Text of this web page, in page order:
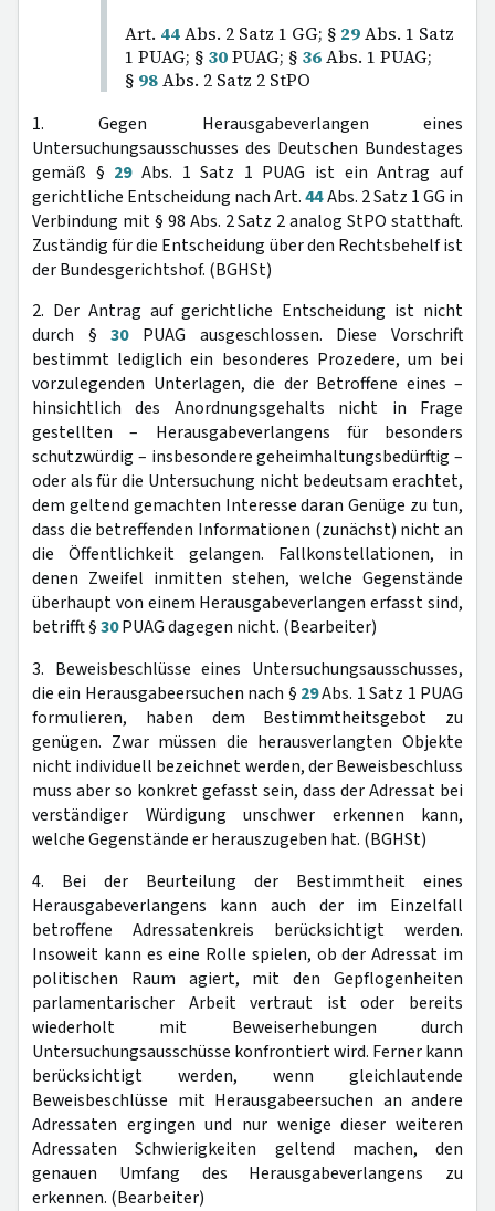
Art. 44Abs. 2 Satz 1 GG; § 29Abs. 1 Satz
1 PUAG; § 30PUAG; § 36Abs. 1 PUAG;
§ 98Abs. 2 Satz 2 StPO
1. Gegen Herausgabeverlangen eines
Untersuchungsausschusses des Deutschen Bundestages
gemäß § 29Abs. 1 Satz 1 PUAG ist ein Antrag auf
gerichtliche Entscheidung nach Art.44Abs. 2 Satz 1 GG in
Verbindung mit § 98 Abs. 2 Satz 2 analog StPO statthaft.
Zuständig für die Entscheidung über den Rechtsbehelf ist
der Bundesgerichtshof. (BGHSt)
2. Der Antrag auf gerichtliche Entscheidung ist nicht
durch §30PUAG ausgeschlossen. Diese Vorschrift
bestimmt lediglich ein besonderes Prozedere, um bei
vorzulegenden Unterlagen, die der Betroffene eines –
hinsichtlich des Anordnungsgehalts nicht in Frage
gestellten – Herausgabeverlangens für besonders
schutzwürdig – insbesondere geheimhaltungsbedürftig –
oder als für die Untersuchung nicht bedeutsam erachtet,
dem geltend gemachten Interesse daran Genüge zu tun,
dass die betreffenden Informationen (zunächst) nicht an
die Öffentlichkeit gelangen. Fallkonstellationen, in
denen Zweifel inmitten stehen, welche Gegenstände
überhaupt von einem Herausgabeverlangen erfasst sind,
betrifft §30PUAG dagegen nicht. (Bearbeiter)
3. Beweisbeschlüsse eines Untersuchungsausschusses,
die ein Herausgabeersuchen nach § 29Abs. 1 Satz 1 PUAG
formulieren, haben dem Bestimmtheitsgebot zu
genügen. Zwar müssen die herausverlangten Objekte
nicht individuell bezeichnet werden, der Beweisbeschluss
muss aber so konkret gefasst sein, dass der Adressat bei
verständiger Würdigung unschwer erkennen kann,
welche Gegenstände er herauszugeben hat. (BGHSt)
4. Bei der Beurteilung der Bestimmtheit eines
Herausgabeverlangens kann auch der im Einzelfall
betroffene Adressatenkreis berücksichtigt werden.
Insoweit kann es eine Rolle spielen, ob der Adressat im
politischen Raum agiert, mit den Gepflogenheiten
parlamentarischer Arbeit vertraut ist oder bereits
wiederholt mit Beweiserhebungen durch
Untersuchungsausschüsse konfrontiert wird. Ferner kann
berücksichtigt werden, wenn gleichlautende
Beweisbeschlüsse mit Herausgabeersuchen an andere
Adressaten ergingen und nur wenige dieser weiteren
Adressaten Schwierigkeiten geltend machen, den
genauen Umfang des Herausgabeverlangens zu
erkennen. (Bearbeiter)